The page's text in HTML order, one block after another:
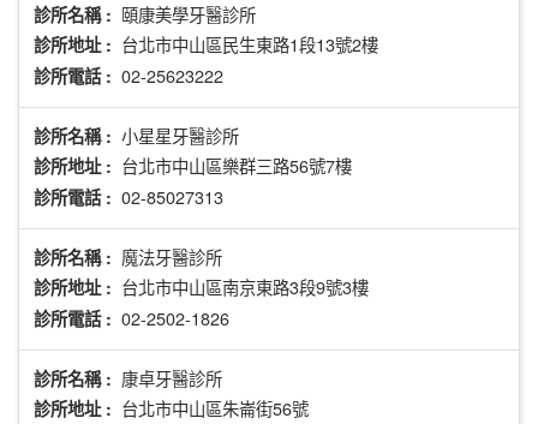
診所名稱 : 頤康美學牙醫診所
診所地址 : 台北市中山區民生東路1段13號2樓
診所電話 : 02-25623222
診所名稱 : 小星星牙醫診所
診所地址 : 台北市中山區樂群三路56號7樓
診所電話 : 02-85027313
診所名稱 : 魔法牙醫診所
診所地址 : 台北市中山區南京東路3段9號3樓
診所電話 : 02-2502-1826
診所名稱 : 康卓牙醫診所
診所地址 : 台北市中山區朱崙街56號